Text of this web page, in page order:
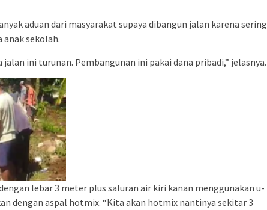
aduan dari masyarakat supaya dibangun jalan karena sering
sekolah.
jalan ini turunan. Pembangunan ini pakai dana pribadi,” jelasnya.
lebar 3 meter plus saluran air kiri kanan menggunakan u-
dengan aspal hotmix. “Kita akan hotmix nantinya sekitar 3